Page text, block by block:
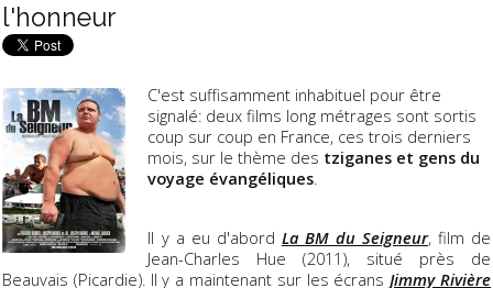
l'honneur
C'est suffisamment inhabituel pour être
signalé: deux films long métrages sont sortis
coup sur coup en France, ces trois derniers
mois, sur le thème des tziganes et gens du
voyage évangéliques.
Il y a eu d'abord La BM du Seigneur, film de
Jean-Charles Hue (2011), situé près de
Beauvais (Picardie). Il y a maintenant sur les écransJimmy Rivière